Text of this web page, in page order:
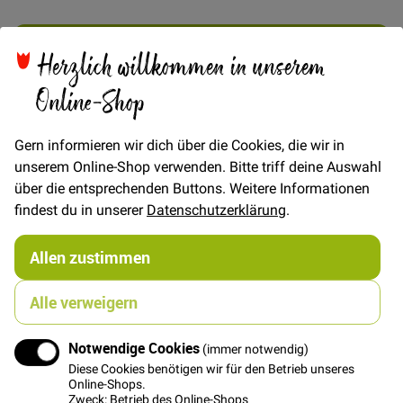
Herzlich willkommen in unserem
Online-Shop
Gern informieren wir dich über die Cookies, die wir in
unserem Online-Shop verwenden. Bitte triff deine Auswahl
über die entsprechenden Buttons. Weitere Informationen
findest du in unsererDatenschutzerklärung.
Allen zustimmen
Alle verweigern
Notwendige Cookies (immer notwendig)
Diese Cookies benötigen wir für den Betrieb unseres
Online-Shops.
Zweck: Betrieb des Online-Shops
In den Warenkorb
Details
JOHN - Bequeme Pants für Jungs
e-book mit Fotonähanleitung und Schnittmuster zum
Selberdrucken im A4- und Originalformat
Ab sofort dürfen auch die Jungs mutiger werden!
Spielraum für Farb- und Musterkombinationen bietet.
Aber auch uni macht JOHN eine gute Figur. Du hast die
Wahl, sie ohne Seitennaht zu nähen oder aus Deinen
Jerseyresten ein kunterbuntes Teil zu zaubern! Schritt
für Schritt vom Schnittmuster bis zum fertigen Stück.